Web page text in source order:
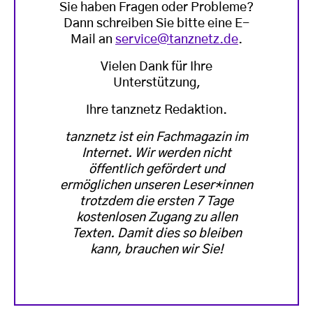
Sie haben Fragen oder Probleme?
Dann schreiben Sie bitte eine E-
Mail an service@tanznetz.de.
Vielen Dank für Ihre
Unterstützung,
Ihre tanznetz Redaktion.
tanznetz ist ein Fachmagazin im
Internet. Wir werden nicht
öffentlich gefördert und
ermöglichen unseren Leser*innen
trotzdem die ersten 7 Tage
kostenlosen Zugang zu allen
Texten. Damit dies so bleiben
kann, brauchen wir Sie!